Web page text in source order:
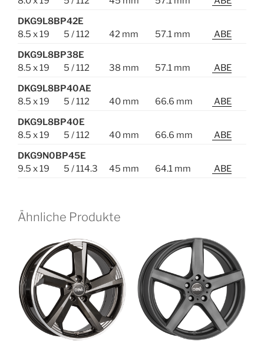
DKG9L8BP42E
8.5 x 19
5 / 112 42 mm 57.1 mm
ABE
DKG9L8BP38E
8.5 x 19
5 / 112 38 mm 57.1 mm
ABE
DKG9L8BP40AE
8.5 x 19
5 / 112 40 mm 66.6 mm
ABE
DKG9L8BP40E
8.5 x 19
5 / 112 40 mm 66.6 mm
ABE
DKG9N0BP45E
9.5 x 19
5 / 114.3 45 mm 64.1 mm ABE
Ähnliche Produkte